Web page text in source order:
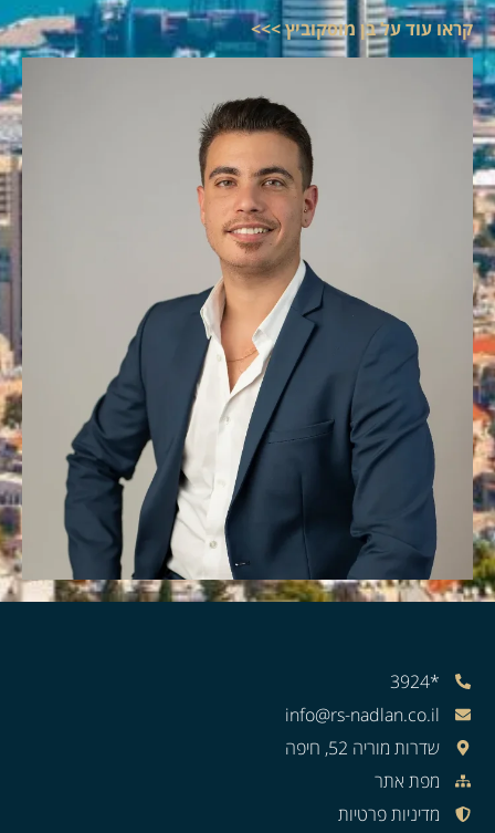
קראו עוד על בן מוסקוביץ >>>
*3924
info@rs-nadlan.co.il
שדרות מוריה 52, חיפה
מפת אתר
מדיניות פרטיות